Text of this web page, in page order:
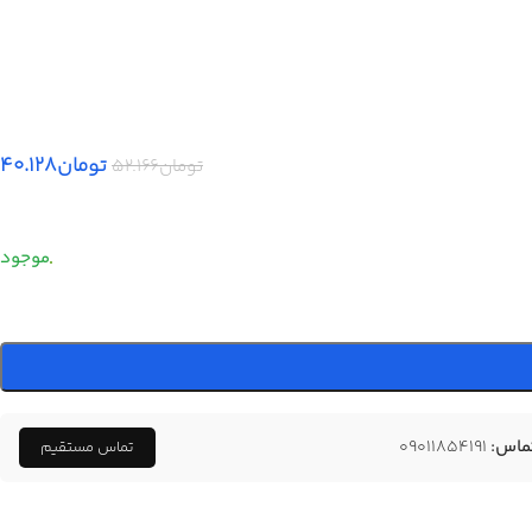
تومان۵۲.۱۶۶تومان۴۰.۱۲۸
09011854191 تماس مستقیم